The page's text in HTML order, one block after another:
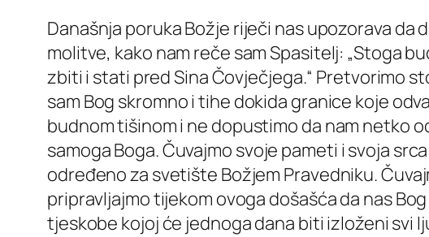
Današnja poruka Božje riječi nas upozorava
molitve, kako nam reče sam Spasitelj: „Stoga
zbiti i stati pred Sina Čovječjega.“ Pretvorimo
sam Bog skromno i tihe dokida granice koje
budnom tišinom i ne dopustimo da nam netko
samoga Boga. Čuvajmo svoje pameti i svoja
određeno za svetište Božjem Pravedniku.
pripravljajmo tijekom ovoga došašća da nas
tjeskobe kojoj će jednoga dana biti izloženi svi